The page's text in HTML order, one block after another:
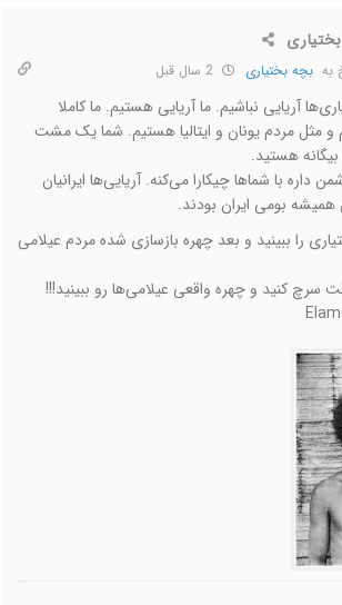
به بچه بختیاری
آریایی نباشیم. ما آریایی هستیم. ما کاملا
مثل مردم یونان و ایتالیا هستیم. شما یک مشت
هستید.
با شماها چیکارا می‌کنه. آریایی‌ها ایرانیان
بومی ایران بودند.
را ببینید و بعد چهره بازسازی شده مردم عیلامی
سرچ کنید و چهره واقعی عیلامی‌ها رو ببینید!!!